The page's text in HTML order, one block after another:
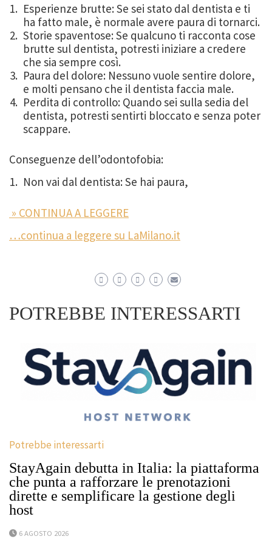
Esperienze brutte: Se sei stato dal dentista e ti
ha fatto male, è normale avere paura di tornarci.
Storie spaventose: Se qualcuno ti racconta cose
brutte sul dentista, potresti iniziare a credere
che sia sempre così.
Paura del dolore: Nessuno vuole sentire dolore,
e molti pensano che il dentista faccia male.
Perdita di controllo: Quando sei sulla sedia del
dentista, potresti sentirti bloccato e senza poter
scappare.
Conseguenze dell’odontofobia:
Non vai dal dentista: Se hai paura,
» CONTINUA A LEGGERE
…continua a leggere su LaMilano.it
POTREBBE INTERESSARTI
Potrebbe interessarti
StayAgain debutta in Italia: la piattaforma
che punta a rafforzare le prenotazioni
dirette e semplificare la gestione degli
host
6 AGOSTO 2026